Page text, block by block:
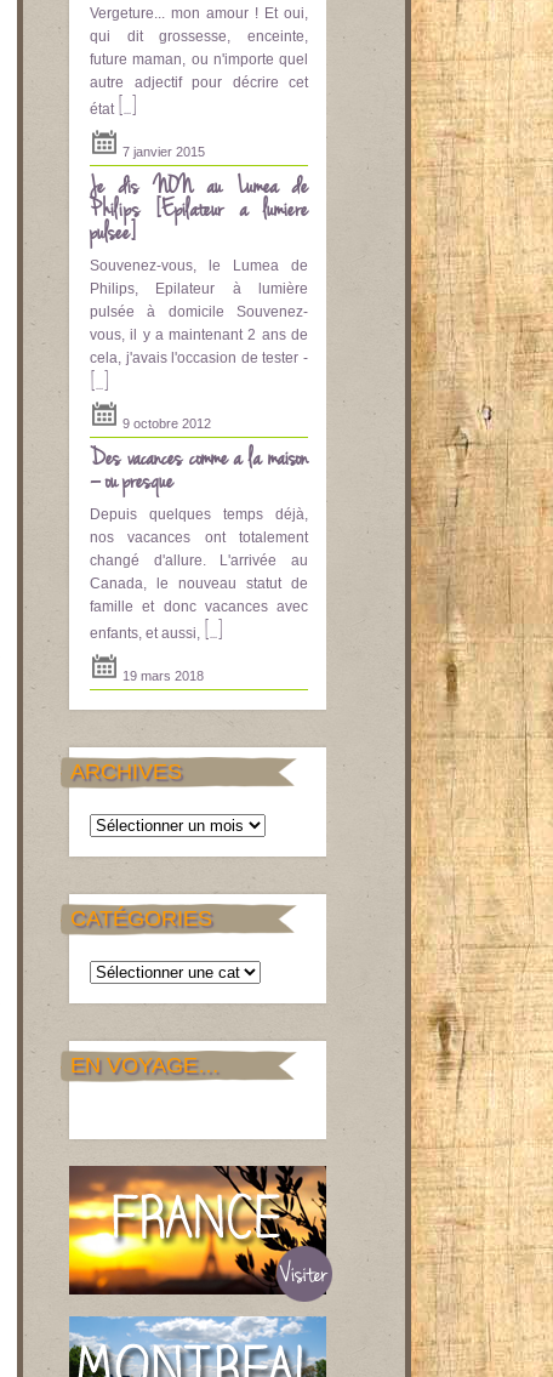
Vergeture... mon amour ! Et oui,
qui dit grossesse, enceinte,
future maman, ou n'importe quel
autre adjectif pour décrire cet
état [...]
7 janvier 2015
Je dis NON au Lumea de
Philips [Epilateur a lumière
pulsee]
Souvenez-vous, le Lumea de
Philips, Epilateur à lumière
pulsée à domicile Souvenez-
vous, il y a maintenant 2 ans de
cela, j'avais l'occasion de tester -
[...]
9 octobre 2012
Des vacances comme à la maison
– ou presque
Depuis quelques temps déjà,
nos vacances ont totalement
changé d'allure. L'arrivée au
Canada, le nouveau statut de
famille et donc vacances avec
enfants, et aussi, [...]
19 mars 2018
ARCHIVES
Archives
CATÉGORIES
Catégories
EN VOYAGE…